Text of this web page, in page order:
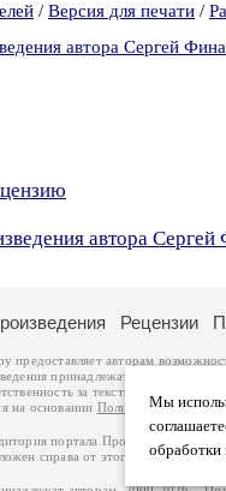
/ Версия для печати /
автора Сергей
автора
Мы
Рецензии
предоставляет авторам
принадлежат авторам и
за тексты
на основании Политики
портала Проза.ру –
справа от этого текста. В